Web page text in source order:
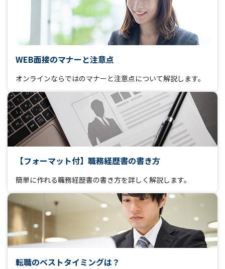
WEB面接のマナーと注意点
オンラインならではのマナーと注意点について解説します。
【フォーマット付】職務経歴書の書き方
簡単に作れる職務経歴書の書き方を詳しく解説します。
転職のベストタイミングは？